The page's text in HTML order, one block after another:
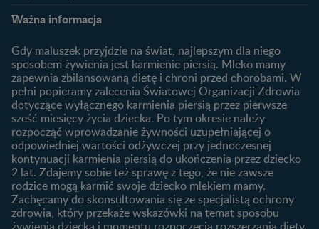
FAQ
Produkty
Wyszukiwarka produktów
Nasze marki
Plamienie implantacyjne –
Jak zaplanować płeć
dziecka?
Jak rozpoznać dni płodne?
Badania przed ciążą
Planowanie urlopu
macierzyńskiego
1. trymestr ciąży
2. trymestr ciąży
3. trymestr ciąży
Rozwój dziecka
Kalendarz rozwoju dziecka
Skoki rozwojowe
Ząbkowanie u niemowląt
Żywienie dziecka
10 sposobów jak poprawić
laktację
Jakie mleko następne
Ważna informacja
Gdy maluszek przyjdzie na świat, najlepszym dla niego
sposobem żywienia jest karmienie piersią. Mleko mamy
zapewnia zbilansowaną dietę i chroni przed chorobami. W
pełni popieramy zalecenia Światowej Organizacji Zdrowia
dotyczące wyłącznego karmienia piersią przez pierwsze
sześć miesięcy życia dziecka. Po tym okresie należy
rozpocząć wprowadzanie żywności uzupełniającej o
odpowiedniej wartości odżywczej przy jednoczesnej
kontynuacji karmienia piersią do ukończenia przez dziecko
2 lat. Zdajemy sobie też sprawę z tego, że nie zawsze
rodzice mogą karmić swoje dziecko mlekiem mamy.
Zachęcamy do skonsultowania się ze specjalistą ochrony
zdrowia, który przekaże wskazówki na temat sposobu
żywienia dziecka i momentu rozpoczęcia rozszerzania diety.